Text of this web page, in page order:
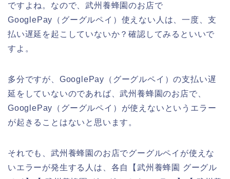
ですよね。なので、武州養蜂園のお店で
GooglePay（グーグルペイ）使えない人は、一度、支
払い遅延を起こしていないか？確認してみるといいで
すよ。
多分ですが、GooglePay（グーグルペイ）の支払い遅
延をしていないのであれば、武州養蜂園のお店で、
GooglePay（グーグルペイ）が使えないというエラー
が起きることはないと思います。
それでも、武州養蜂園のお店でグーグルペイが使えな
いエラーが発生する人は、各自【武州養蜂園 グーグル